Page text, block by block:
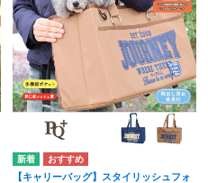
【キャリーバッグ】スタイリッシュフォ